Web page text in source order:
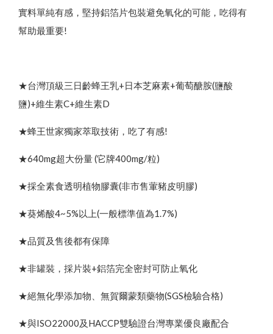
實料單純有感，堅持鋁箔片包裝避免氧化的可能，吃得有
幫助最重要!
★台灣頂級三日齡蜂王乳+日本芝麻素+葡萄醣胺(鹽酸
鹽)+維生素C+維生素D
★蜂王世家獨家萃取技術，吃了有感!
★640mg超大份量 (它牌400mg/粒)
★採全素食透明植物膠囊(非市售葷豬皮明膠)
★葵烯酸4~5%以上(一般標準值為1.7%)
★品質及售後都有保障
★非罐裝，採片裝+鋁箔完全密封可防止氧化
★絕無化學添加物、無賀爾蒙類藥物(SGS檢驗合格)
★與ISO22000及HACCP雙驗證台灣專業優良廠配合